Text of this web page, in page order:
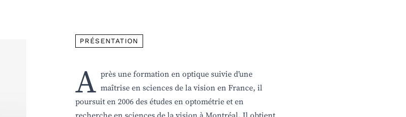
PRÉSENTATION
A près une formation en optique suivie d’une
maîtrise en sciences de la vision en France, il
poursuit en 2006 des études en optométrie et en